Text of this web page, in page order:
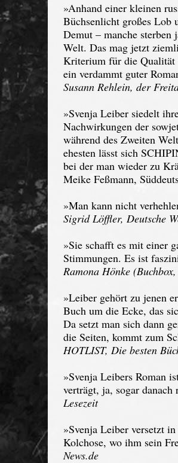
»Anhand einer kleinen
Büchsenlicht großes Lob
Demut – manche sterben
Welt. Das mag jetzt
Kriterium für die Qualität
ein verdammt guter
Susann Rehlein, der
»Svenja Leiber siedelt
Nachwirkungen der
während des Zweiten
ehesten lässt sich
bei der man wieder zu
Meike Feßmann,
»Man kann nicht
Sigrid Löffler, Deutsche
»Sie schafft es mit einer
Stimmungen. Es ist
Ramona Hönke
»Leiber gehört zu jenen
Buch um die Ecke, das
Da setzt man sich dann
die Seiten, kommt zum
HOTLIST, Die besten
»Svenja Leibers Roman
verträgt, ja, sogar
Lesezeit
»Svenja Leiber versetzt
Kolchose, wo ihm sein
News.de